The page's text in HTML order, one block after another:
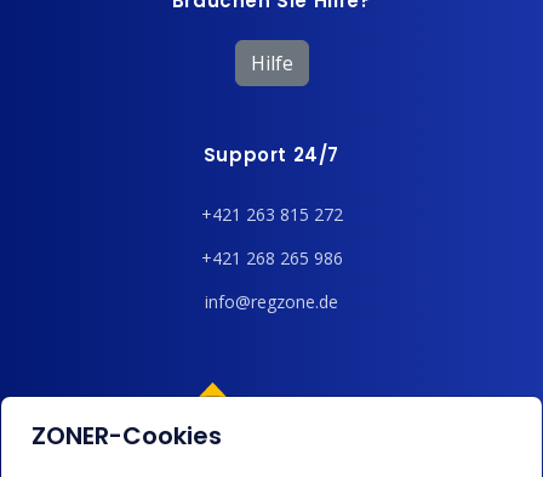
Hilfe
Support 24/7
+421 263 815 272
+421 268 265 986
info@regzone.de
ZONER-Cookies